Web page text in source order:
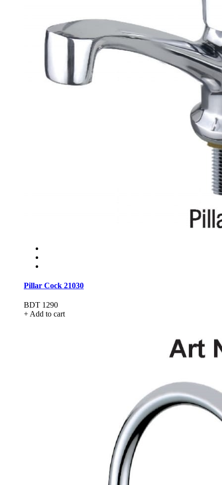
Pillar Cock 21030
BDT 1290
+ Add to cart